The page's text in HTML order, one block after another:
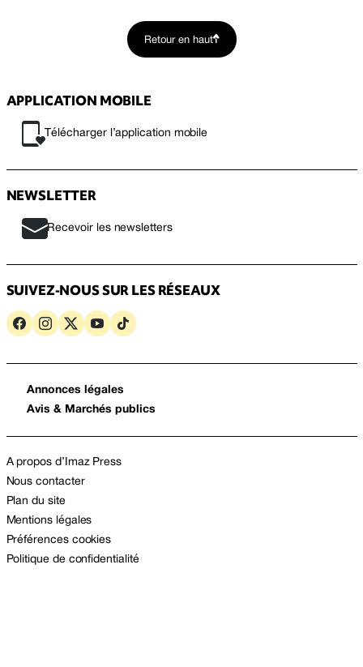
Retour en haut
APPLICATION MOBILE
Télécharger l’application mobile
NEWSLETTER
Recevoir les newsletters
SUIVEZ-NOUS SUR LES RÉSEAUX
Annonces légales
Avis & Marchés publics
A propos d’Imaz Press
Nous contacter
Plan du site
Mentions légales
Préférences cookies
Politique de confidentialité